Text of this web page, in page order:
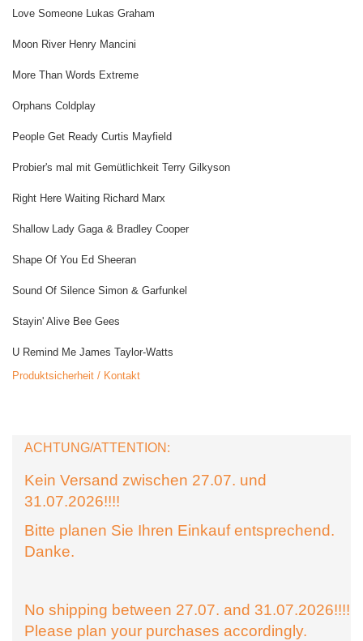
Love Someone Lukas Graham
Moon River Henry Mancini
More Than Words Extreme
Orphans Coldplay
People Get Ready Curtis Mayfield
Probier's mal mit Gemütlichkeit Terry Gilkyson
Right Here Waiting Richard Marx
Shallow Lady Gaga & Bradley Cooper
Shape Of You Ed Sheeran
Sound Of Silence Simon & Garfunkel
Stayin' Alive Bee Gees
U Remind Me James Taylor-Watts
Produktsicherheit / Kontakt
ACHTUNG/ATTENTION:
Kein Versand zwischen 27.07. und
31.07.2026!!!!
Bitte planen Sie Ihren Einkauf entsprechend.
Danke.
No shipping between 27.07. and 31.07.2026!!!!
Please plan your purchases accordingly.